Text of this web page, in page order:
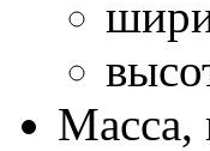
Масса,